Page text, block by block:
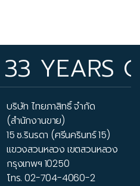
OF
บริษัท ไทยภาสิทธิ์ จำกัด
(สำนักงานขาย)
15 ซ.รินรดา (ศรีนครินทร์ 15)
แขวงสวนหลวง เขตสวนหลวง
กรุงเทพฯ 10250
โทร.02-704-4060-2